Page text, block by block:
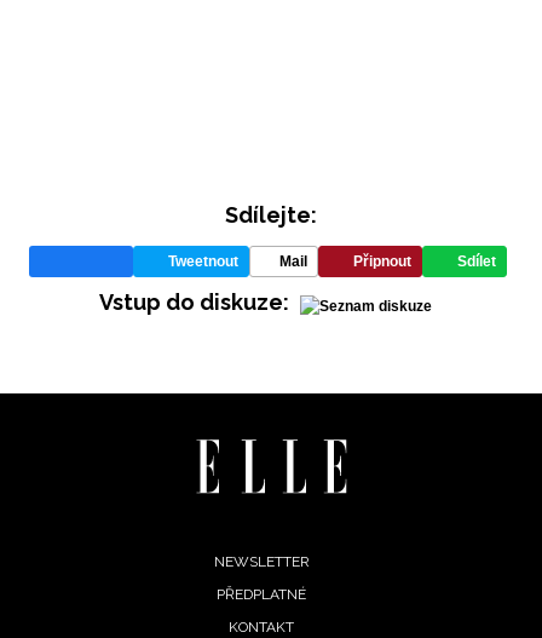
Sdílejte:
Tweetnout Mail Připnout Sdílet
Vstup do diskuze:
NEWSLETTER
PŘEDPLATNÉ
KONTAKT